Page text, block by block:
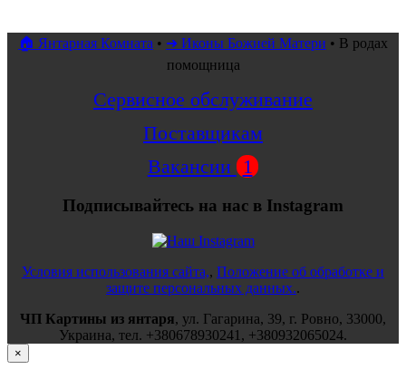
🏠 Янтарная Комната • ➜ Иконы Божией Матери • В родах
помощница
Сервисное обслуживание
Поставщикам
Вакансии 1
Подписывайтесь на нас в Instagram
Условия использования сайта,, Положение об обработке и
защите персональных данных..
ЧП Картины из янтаря, ул. Гагарина, 39, г. Ровно, 33000,
Украина, тел. +380678930241 , +380932065024.
×